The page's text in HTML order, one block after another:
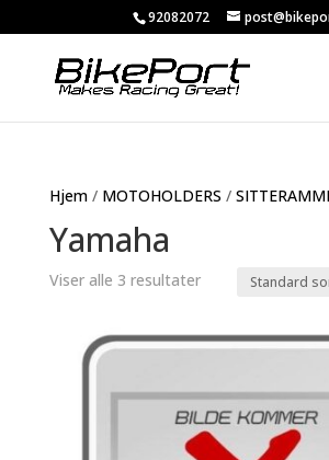
92082072
Hjem/ MOTOHOLDERS /
Yamaha
Viser alle 3 resultater